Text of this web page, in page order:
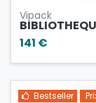
Vipack
141 €
Bestseller